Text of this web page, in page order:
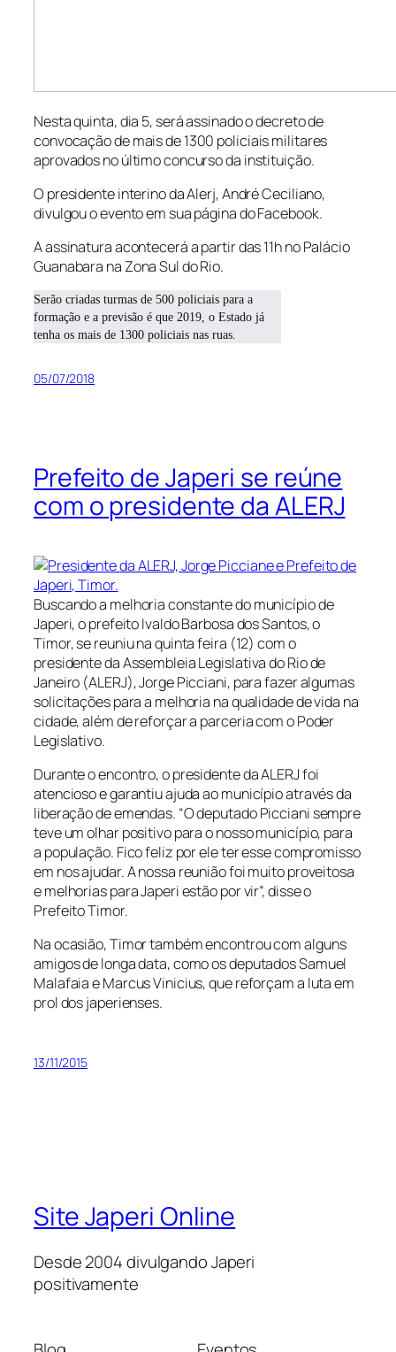
Nesta quinta, dia 5, será assinado o decreto de
convocação de mais de 1300 policiais militares
aprovados no último concurso da instituição.
O presidente interino da Alerj, André Ceciliano,
divulgou o evento em sua página do Facebook.
A assinatura acontecerá a partir das 11h no Palácio
Guanabara na Zona Sul do Rio.
Serão criadas turmas de 500 policiais para a
formação e a previsão é que 2019, o Estado já
tenha os mais de 1300 policiais nas ruas.
05/07/2018
Prefeito de Japeri se reúne
com o presidente da ALERJ
Buscando a melhoria constante do município de
Japeri, o prefeito Ivaldo Barbosa dos Santos, o
Timor, se reuniu na quinta feira (12) com o
presidente da Assembleia Legislativa do Rio de
Janeiro (ALERJ), Jorge Picciani, para fazer algumas
solicitações para a melhoria na qualidade de vida na
cidade, além de reforçar a parceria com o Poder
Legislativo.
Durante o encontro, o presidente da ALERJ foi
atencioso e garantiu ajuda ao município através da
liberação de emendas. “O deputado Picciani sempre
teve um olhar positivo para o nosso município, para
a população. Fico feliz por ele ter esse compromisso
em nos ajudar. A nossa reunião foi muito proveitosa
e melhorias para Japeri estão por vir”, disse o
Prefeito Timor.
Na ocasião, Timor também encontrou com alguns
amigos de longa data, como os deputados Samuel
Malafaia e Marcus Vinicius, que reforçam a luta em
prol dos japerienses.
13/11/2015
Site Japeri Online
Desde 2004 divulgando Japeri
positivamente